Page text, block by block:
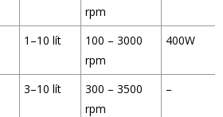
rpm
1–10 lít
100 – 3000
rpm
400W
3–10 lít
300 – 3500
rpm
–